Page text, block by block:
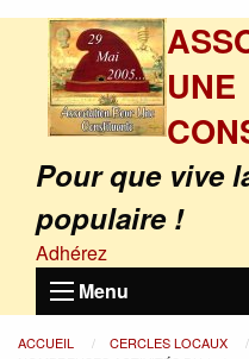
UNE
Pour que vive
populaire !
Adhérez
Menu
ACCUEIL CERCLES LOCAUX